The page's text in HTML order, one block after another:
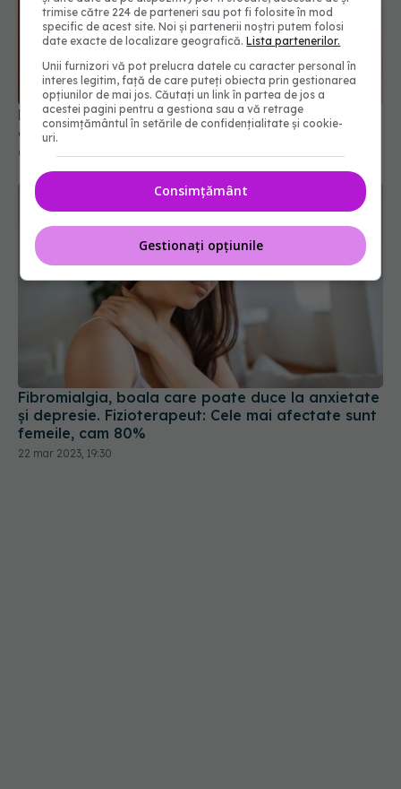
Bacteriile din gură, asociate cu riscul de a
dezvolta artrită reumatoidă. STUDIU
05 mai 2021, 13:37
Fibromialgia, boala care poate duce la anxietate
și depresie. Fizioterapeut: Cele mai afectate sunt
femeile, cam 80%
22 mar 2023, 19:30
trimise către 224 de parteneri sau pot fi folosite în mod
specific de acest site. Noi și partenerii noștri putem folosi
date exacte de localizare geografică.Lista partenerilor.
Unii furnizori vă pot prelucra datele cu caracter personal în
interes legitim, față de care puteți obiecta prin gestionarea
opțiunilor de mai jos. Căutați un link în partea de jos a
acestei pagini pentru a gestiona sau a vă retrage
consimțământul în setările de confidențialitate și cookie-
uri.
Consimțământ
Gestionați opțiunile